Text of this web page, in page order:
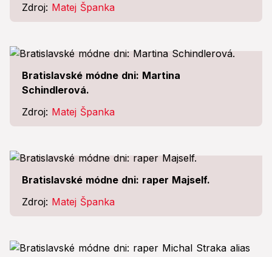
Zdroj: Matej Španka
Bratislavské módne dni: Martina
Schindlerová.
Zdroj: Matej Španka
Bratislavské módne dni: raper Majself.
Zdroj: Matej Španka